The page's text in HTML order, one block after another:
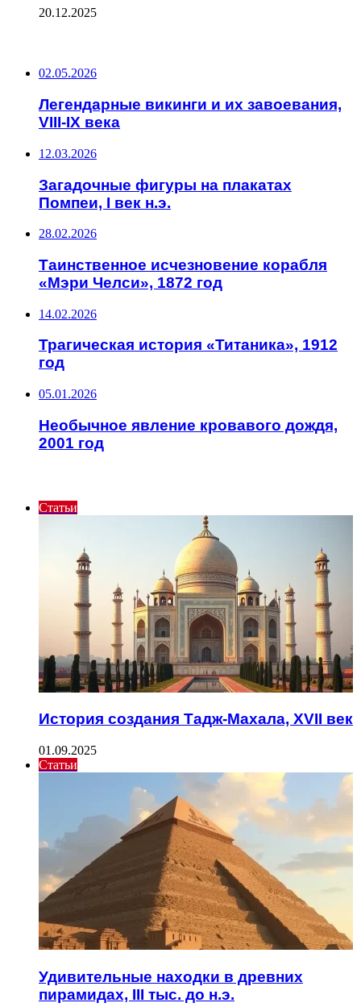
20.12.2025
02.05.2026
Легендарные викинги и их завоевания,
VIII-IX века
12.03.2026
Загадочные фигуры на плакатах
Помпеи, I век н.э.
28.02.2026
Таинственное исчезновение корабля
«Мэри Челси», 1872 год
14.02.2026
Трагическая история «Титаника», 1912
год
05.01.2026
Необычное явление кровавого дождя,
2001 год
Статьи
История создания Тадж-Махала, XVII век
01.09.2025
Статьи
Удивительные находки в древних
пирамидах, III тыс. до н.э.